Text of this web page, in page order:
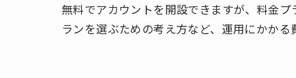
無料でアカウントを開設できますが、料金
ランを選ぶための考え方など、運用にかかる